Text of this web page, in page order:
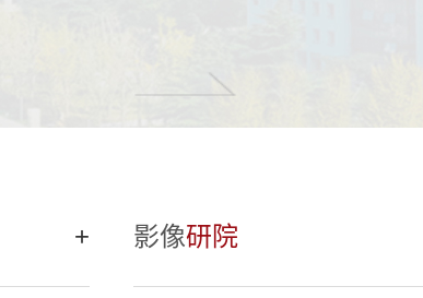
+ 影像研院